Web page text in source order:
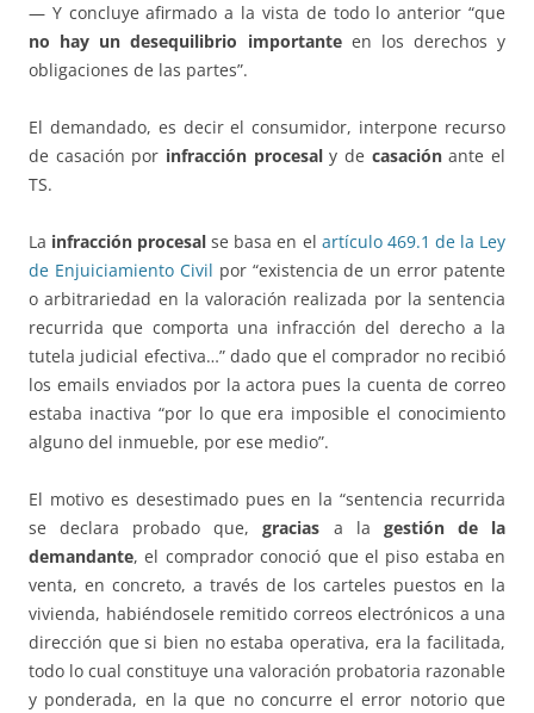
— Y concluye afirmado a la vista de todo lo anterior “que
no hay un desequilibrio importanteen los derechos y
obligaciones de las partes”.
El demandado, es decir el consumidor, interpone recurso
de casación por infracción procesaly de casaciónante el
TS.
La infracción procesal se basa en el artículo 469.1 de la Ley
de Enjuiciamiento Civil por “existencia de un error patente
o arbitrariedad en la valoración realizada por la sentencia
recurrida que comporta una infracción del derecho a la
tutela judicial efectiva…” dado que el comprador no recibió
los emails enviados por la actora pues la cuenta de correo
estaba inactiva “por lo que era imposible el conocimiento
alguno del inmueble, por ese medio”.
El motivo es desestimado pues en la “sentencia recurrida
se declara probado que,gracias a la gestión de la
demandante, el comprador conoció que el piso estaba en
venta, en concreto, a través de los carteles puestos en la
vivienda, habiéndosele remitido correos electrónicos a una
dirección que si bien no estaba operativa, era la facilitada,
todo lo cual constituye una valoración probatoria razonable
y ponderada, en la que no concurre el error notorio que